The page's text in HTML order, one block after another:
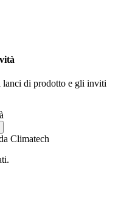
lanci di prodotto e gli inviti
Climatech